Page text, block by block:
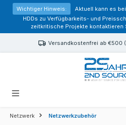
springen
Wichtiger Hinweis:
Aktuell kann es
HDDs zu Verfügbarkeits- und
zeitkritische Projekte kontaktieren
Versandkostenfrei ab €500
Netzwerk Netzwerkzubehör